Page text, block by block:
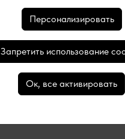
< 1 >
Персонализировать
Запретить использование
Ок, все активировать